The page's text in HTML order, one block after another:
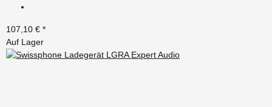
107,10 € *
Auf Lager